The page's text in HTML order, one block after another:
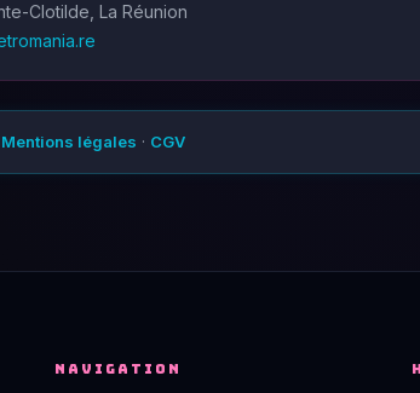
Clotilde, La Réunion
Mentions légales · CGV
NAVIGATION